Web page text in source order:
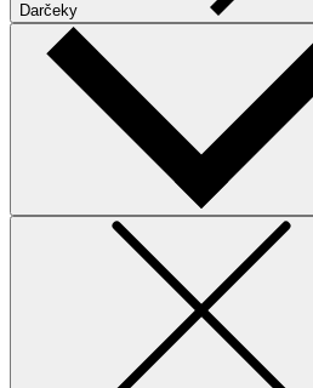
Darčeky